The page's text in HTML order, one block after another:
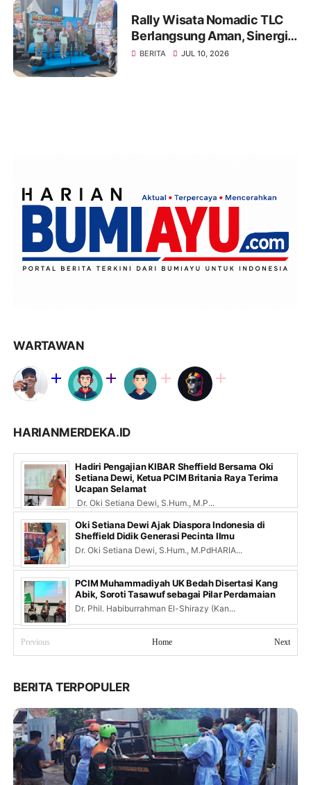
Rally Wisata Nomadic TLC
Berlangsung Aman, Sinergi
Polres Brebes dan Instansi
BERITA JUL 10, 2026
WARTAWAN
HARIANMERDEKA.ID
Hadiri Pengajian KIBAR Sheffield Bersama Oki
Setiana Dewi, Ketua PCIM Britania Raya Terima
Ucapan Selamat
Dr. Oki Setiana Dewi, S.Hum., M.P...
Oki Setiana Dewi Ajak Diaspora Indonesia di
Sheffield Didik Generasi Pecinta Ilmu
Dr. Oki Setiana Dewi, S.Hum., M.PdHARIA...
PCIM Muhammadiyah UK Bedah Disertasi Kang
Abik, Soroti Tasawuf sebagai Pilar Perdamaian
Dr. Phil. Habiburrahman El-Shirazy (Kan...
Previous Next
Home
BERITA TERPOPULER